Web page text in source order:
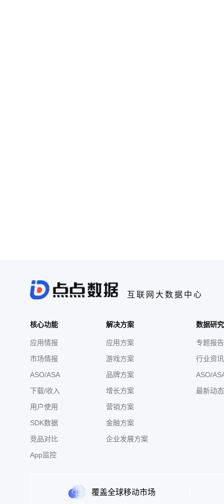
互联网大数据中心
核心功能
应用情报
市场情报
ASO/ASA
下载/收入
用户使用
SDK数据
竞品对比
App监控
解决方案
应用方案
游戏方案
品牌方案
增长方案
营销方案
金融方案
企业发展方案
数据研
专题报告
行业资讯
ASO/
最新动态
覆盖全球移动市场